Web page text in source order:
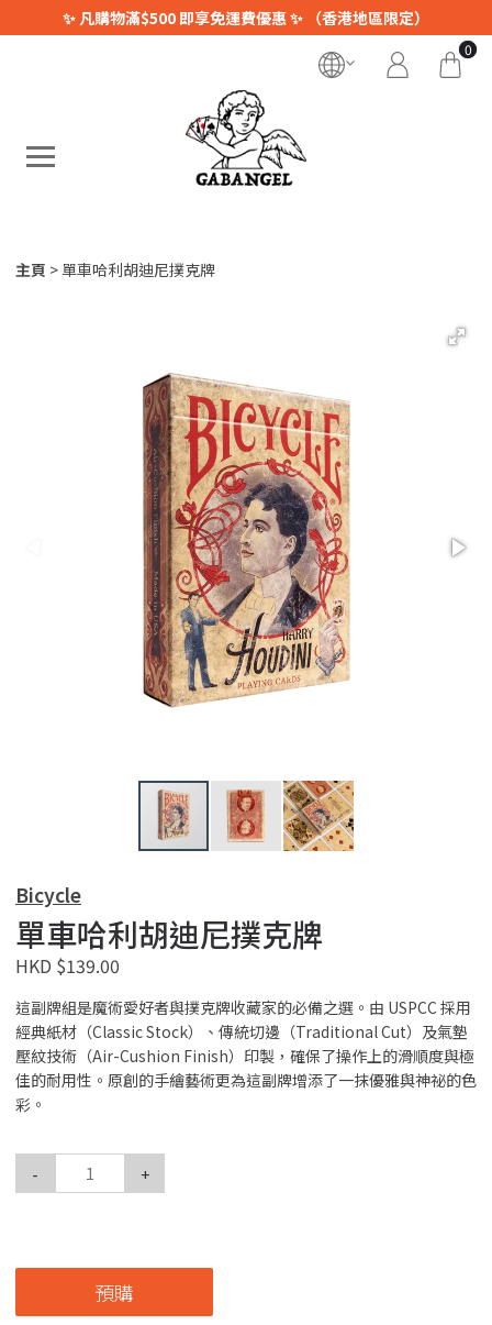
✨ 凡購物滿$500 即享免運費優惠 ✨ （香港地區限定）
0
主頁 單車哈利胡迪尼撲克牌
Bicycle
單車哈利胡迪尼撲克牌
HKD $139.00
這副牌組是魔術愛好者與撲克牌收藏家的必備之選。由 USPCC 採用
經典紙材（Classic Stock）、傳統切邊（Traditional Cut）及氣墊
壓紋技術（Air-Cushion Finish）印製，確保了操作上的滑順度與極
佳的耐用性。原創的手繪藝術更為這副牌增添了一抹優雅與神祕的色
彩。
- +
預購